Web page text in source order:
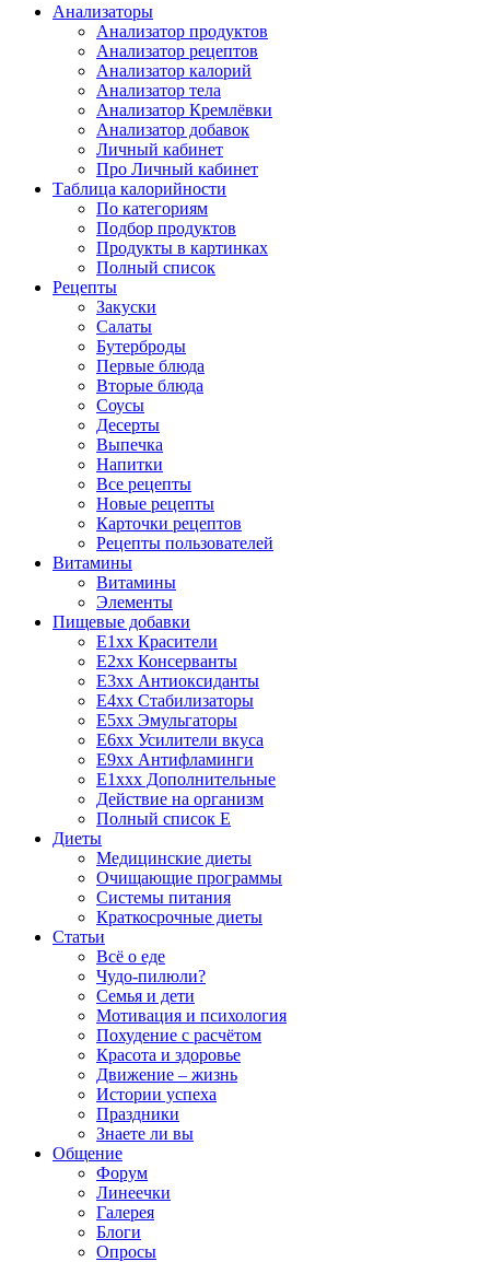
Анализаторы
Анализатор продуктов
Анализатор рецептов
Анализатор калорий
Анализатор тела
Анализатор Кремлёвки
Анализатор добавок
Личный кабинет
Про Личный кабинет
Таблица калорийности
По категориям
Подбор продуктов
Продукты в картинках
Полный список
Рецепты
Закуски
Салаты
Бутерброды
Первые блюда
Вторые блюда
Соусы
Десерты
Выпечка
Напитки
Все рецепты
Новые рецепты
Карточки рецептов
Рецепты пользователей
Витамины
Витамины
Элементы
Пищевые добавки
E1xx Красители
E2xx Консерванты
E3xx Антиоксиданты
E4xx Стабилизаторы
E5xx Эмульгаторы
E6xx Усилители вкуса
E9xx Антифламинги
E1xxx Дополнительные
Действие на организм
Полный список E
Диеты
Медицинские диеты
Очищающие программы
Системы питания
Краткосрочные диеты
Статьи
Всё о еде
Чудо-пилюли?
Семья и дети
Мотивация и психология
Похудение с расчётом
Красота и здоровье
Движение – жизнь
Истории успеха
Праздники
Знаете ли вы
Общение
Форум
Линеечки
Галерея
Блоги
Опросы